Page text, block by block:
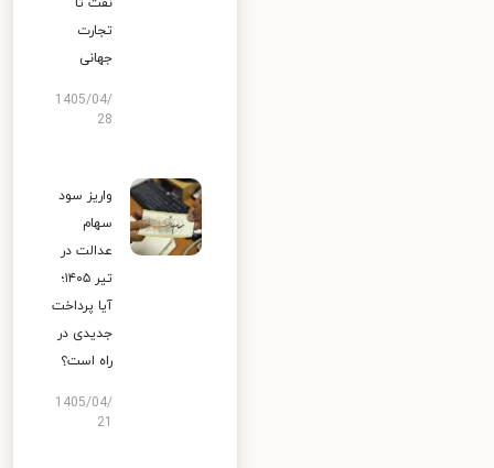
تجارت
جهانی
1405/04/
28
واریز سود
سهام
عدالت در
تیر ۱۴۰۵؛
آیا پرداخت
جدیدی در
راه است؟
1405/04/